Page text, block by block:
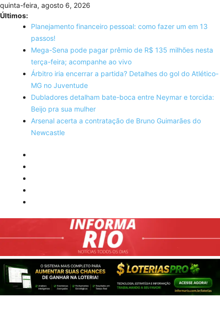
Skip
to
content
quinta-feira, agosto 6, 2026
Últimos:
Planejamento financeiro pessoal: como fazer um em 13
passos!
Mega-Sena pode pagar prêmio de R$ 135 milhões nesta
terça-feira; acompanhe ao vivo
Árbitro iria encerrar a partida? Detalhes do gol do Atlético-
MG no Juventude
Dubladores detalham bate-boca entre Neymar e torcida:
Beijo pra sua mulher
Arsenal acerta a contratação de Bruno Guimarães do
Newcastle